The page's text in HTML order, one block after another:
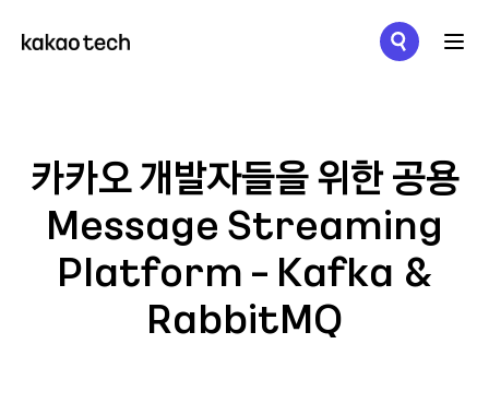
카카오 개발자들을 위한 공용
Message Streaming
Platform - Kafka &
RabbitMQ